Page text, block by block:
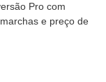
Pro com
e preço de